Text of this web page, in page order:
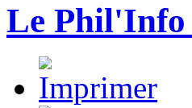
Le Phil'Info